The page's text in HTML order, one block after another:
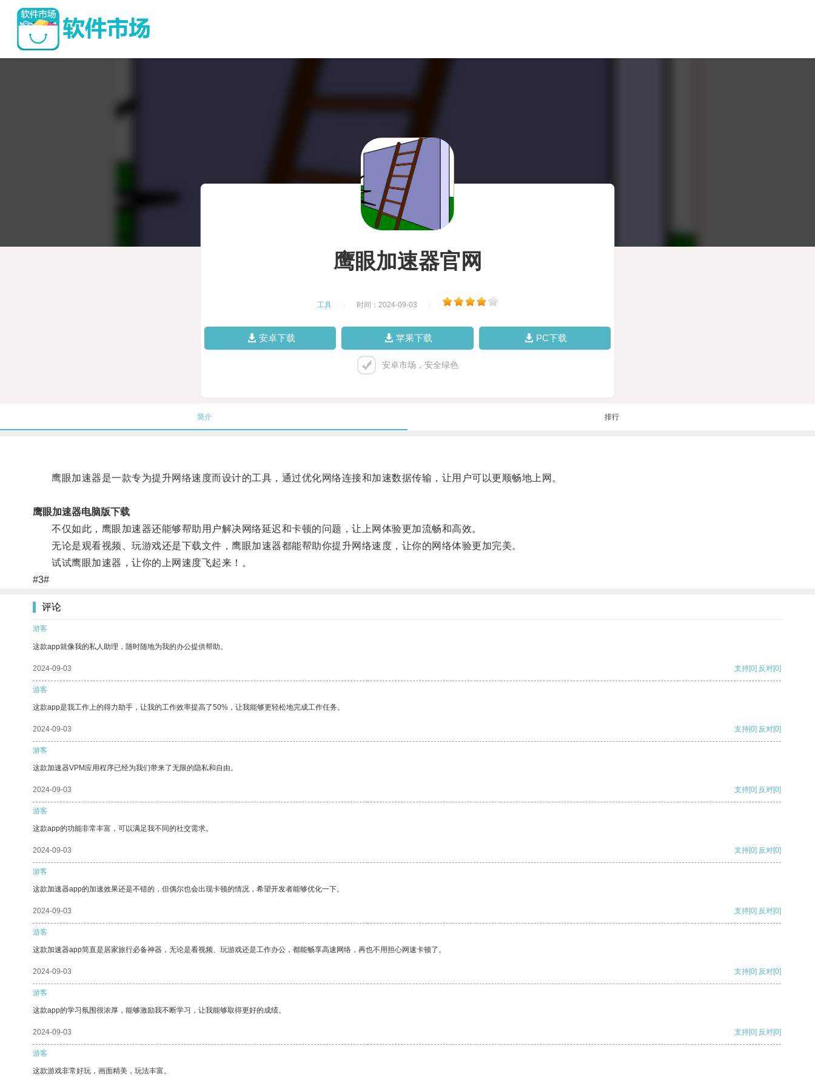
鹰眼加速器官网
工具 时间：2024-09-03
安卓下载 苹果下载 PC下载
安卓市场，安全绿色
简介 排行
鹰眼加速器是一款专为提升网络速度而设计的工具，通过优化网络连接和加速数据传输，让用户可以更顺畅地上网。
鹰眼加速器电脑版下载
不仅如此，鹰眼加速器还能够帮助用户解决网络延迟和卡顿的问题，让上网体验更加流畅和高效。
无论是观看视频、玩游戏还是下载文件，鹰眼加速器都能帮助你提升网络速度，让你的网络体验更加完美。
试试鹰眼加速器，让你的上网速度飞起来！。
#3#
评论
游客
这款app就像我的私人助理，随时随地为我的办公提供帮助。
2024-09-03 支持[0] 反对[0]
游客
这款app是我工作上的得力助手，让我的工作效率提高了50%，让我能够更轻松地完成工作任务。
2024-09-03 支持[0] 反对[0]
游客
这款加速器VPM应用程序已经为我们带来了无限的隐私和自由。
2024-09-03 支持[0] 反对[0]
游客
这款app的功能非常丰富，可以满足我不同的社交需求。
2024-09-03 支持[0] 反对[0]
游客
这款加速器app的加速效果还是不错的，但偶尔也会出现卡顿的情况，希望开发者能够优化一下。
2024-09-03 支持[0] 反对[0]
游客
这款加速器app简直是居家旅行必备神器，无论是看视频、玩游戏还是工作办公，都能畅享高速网络，再也不用担心网速卡顿了。
2024-09-03 支持[0] 反对[0]
游客
这款app的学习氛围很浓厚，能够激励我不断学习，让我能够取得更好的成绩。
2024-09-03 支持[0] 反对[0]
游客
这款游戏非常好玩，画面精美，玩法丰富。